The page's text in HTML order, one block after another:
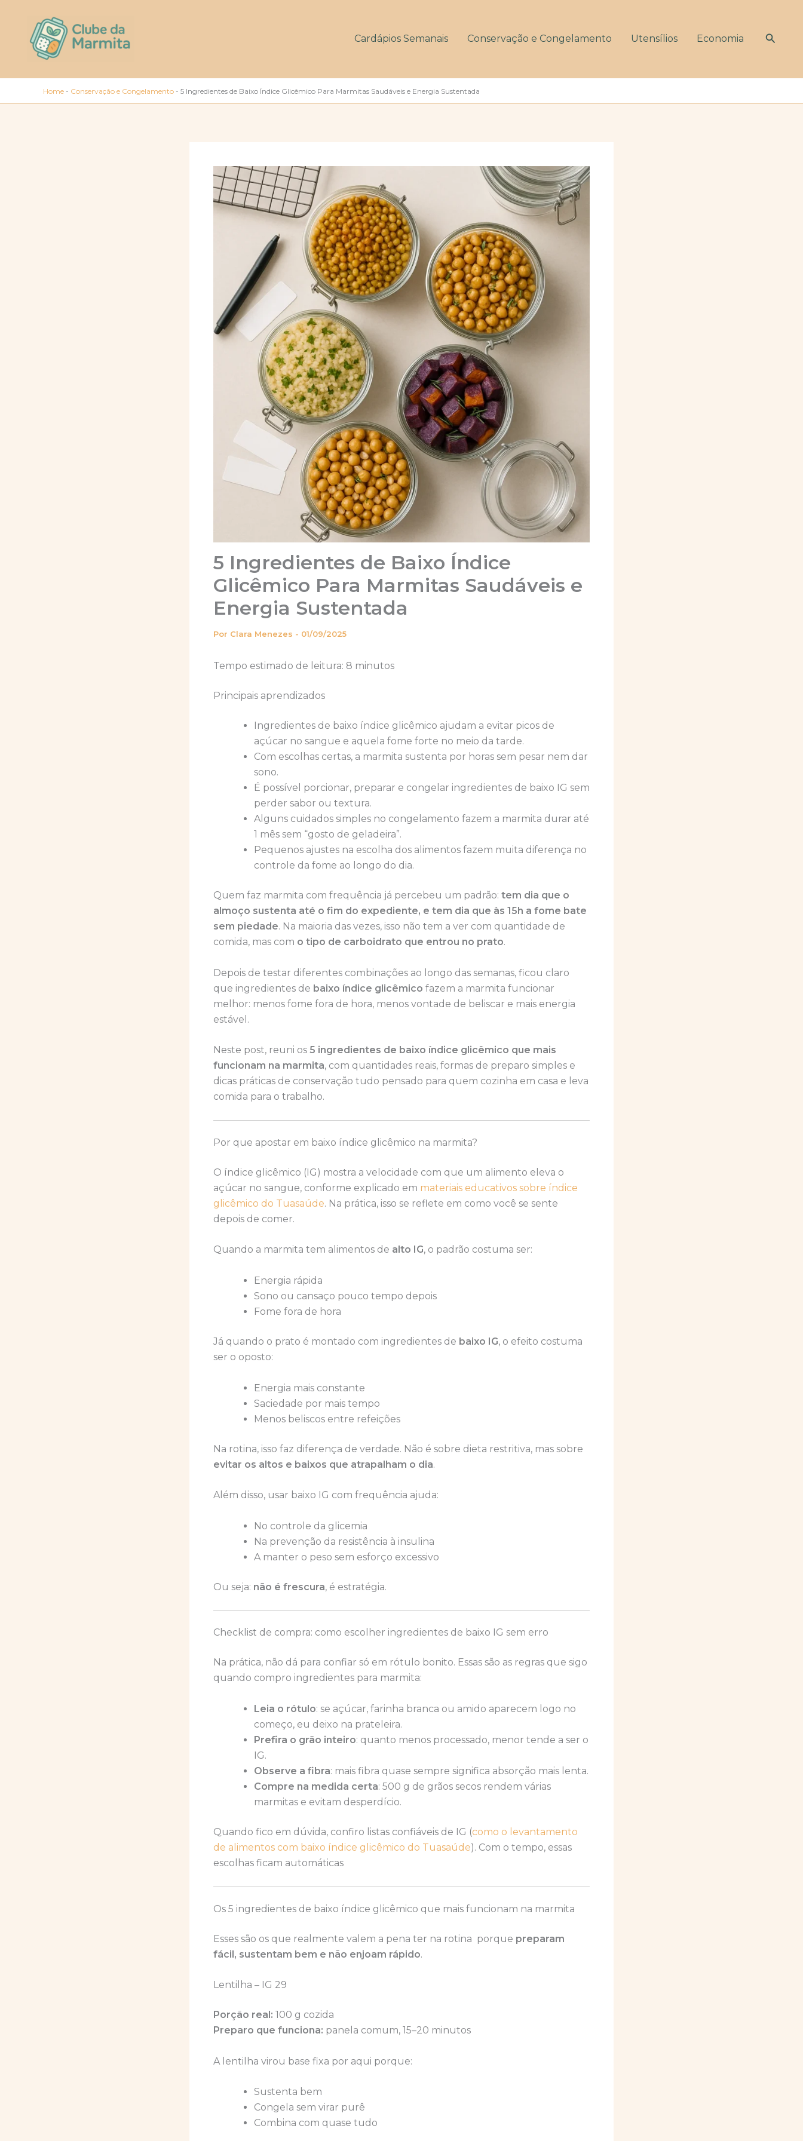
conteúdo
Cardápios Semanais Conservação e Congelamento Utensílios Economia
Home - Conservação e Congelamento - 5 Ingredientes de Baixo Índice Glicêmico Para Marmitas Saudáveis e Energia Sustentada
5 Ingredientes de Baixo Índice
Glicêmico Para Marmitas Saudáveis e
Energia Sustentada
Por Clara Menezes - 01/09/2025
Tempo estimado de leitura: 8 minutos
Principais aprendizados
Ingredientes de baixo índice glicêmico ajudam a evitar picos de
açúcar no sangue e aquela fome forte no meio da tarde.
Com escolhas certas, a marmita sustenta por horas sem pesar nem dar
sono.
É possível porcionar, preparar e congelar ingredientes de baixo IG sem
perder sabor ou textura.
Alguns cuidados simples no congelamento fazem a marmita durar até
1 mês sem “gosto de geladeira”.
Pequenos ajustes na escolha dos alimentos fazem muita diferença no
controle da fome ao longo do dia.
Quem faz marmita com frequência já percebeu um padrão: tem dia que o
almoço sustenta até o fim do expediente, e tem dia que às 15h a fome bate
sem piedade. Na maioria das vezes, isso não tem a ver com quantidade de
comida, mas com o tipo de carboidrato que entrou no prato.
Depois de testar diferentes combinações ao longo das semanas, ficou claro
que ingredientes de baixo índice glicêmico fazem a marmita funcionar
melhor: menos fome fora de hora, menos vontade de beliscar e mais energia
estável.
Neste post, reuni os 5 ingredientes de baixo índice glicêmico que mais
funcionam na marmita, com quantidades reais, formas de preparo simples e
dicas práticas de conservação tudo pensado para quem cozinha em casa e leva
comida para o trabalho.
Por que apostar em baixo índice glicêmico na marmita?
O índice glicêmico (IG) mostra a velocidade com que um alimento eleva o
açúcar no sangue, conforme explicado em materiais educativos sobre índice
glicêmico do Tuasaúde. Na prática, isso se reflete em como você se sente
depois de comer.
Quando a marmita tem alimentos de alto IG, o padrão costuma ser:
Energia rápida
Sono ou cansaço pouco tempo depois
Fome fora de hora
Já quando o prato é montado com ingredientes de baixo IG, o efeito costuma
ser o oposto:
Energia mais constante
Saciedade por mais tempo
Menos beliscos entre refeições
Na rotina, isso faz diferença de verdade. Não é sobre dieta restritiva, mas sobre
evitar os altos e baixos que atrapalham o dia.
Além disso, usar baixo IG com frequência ajuda:
No controle da glicemia
Na prevenção da resistência à insulina
A manter o peso sem esforço excessivo
Ou seja: não é frescura, é estratégia.
Checklist de compra: como escolher ingredientes de baixo IG sem erro
Na prática, não dá para confiar só em rótulo bonito. Essas são as regras que sigo
quando compro ingredientes para marmita:
Leia o rótulo: se açúcar, farinha branca ou amido aparecem logo no
começo, eu deixo na prateleira.
Prefira o grão inteiro: quanto menos processado, menor tende a ser o
IG.
Observe a fibra: mais fibra quase sempre significa absorção mais lenta.
Compre na medida certa: 500 g de grãos secos rendem várias
marmitas e evitam desperdício.
Quando fico em dúvida, confiro listas confiáveis de IG (como o levantamento
de alimentos com baixo índice glicêmico do Tuasaúde). Com o tempo, essas
escolhas ficam automáticas
Os 5 ingredientes de baixo índice glicêmico que mais funcionam na marmita
Esses são os que realmente valem a pena ter na rotina porque preparam
fácil, sustentam bem e não enjoam rápido.
Lentilha – IG 29
Porção real: 100 g cozida
Preparo que funciona: panela comum, 15–20 minutos
A lentilha virou base fixa por aqui porque:
Sustenta bem
Congela sem virar purê
Combina com quase tudo